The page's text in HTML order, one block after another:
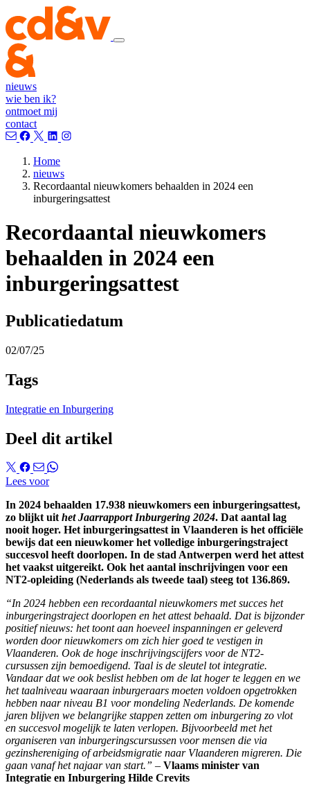
nieuws
wie ben ik?
ontmoet mij
contact
Home
nieuws
Recordaantal nieuwkomers behaalden in 2024 een
inburgeringsattest
Recordaantal nieuwkomers
behaalden in 2024 een
inburgeringsattest
Publicatiedatum
02/07/25
Tags
Integratie en Inburgering
Deel dit artikel
Lees voor
In 2024 behaalden 17.938 nieuwkomers een inburgeringsattest,
zo blijkt uithet Jaarrapport Inburgering 2024. Dat aantal lag
nooit hoger. Het inburgeringsattest in Vlaanderen is het officiële
bewijs dat een nieuwkomer het volledige inburgeringstraject
succesvol heeft doorlopen. In de stad Antwerpen werd het attest
het vaakst uitgereikt. Ook het aantal inschrijvingen voor een
NT2-opleiding (Nederlands als tweede taal) steeg tot 136.869.
“In 2024 hebben een recordaantal nieuwkomers met succes het
inburgeringstraject doorlopen en het attest behaald. Dat is bijzonder
positief nieuws: het toont aan hoeveel inspanningen er geleverd
worden door nieuwkomers om zich hier goed te vestigen in
Vlaanderen. Ook de hoge inschrijvingscijfers voor de NT2-
cursussen zijn bemoedigend. Taal is de sleutel tot integratie.
Vandaar dat we ook beslist hebben om de lat hoger te leggen en we
het taalniveau waaraan inburgeraars moeten voldoen opgetrokken
hebben naar niveau B1 voor mondeling Nederlands. De komende
jaren blijven we belangrijke stappen zetten om inburgering zo vlot
en succesvol mogelijk te laten verlopen. Bijvoorbeeld met het
organiseren van inburgeringscursussen voor mensen die via
gezinshereniging of arbeidsmigratie naar Vlaanderen migreren. Die
gaan vanaf het najaar van start.” – Vlaams minister van
Integratie en Inburgering Hilde Crevits